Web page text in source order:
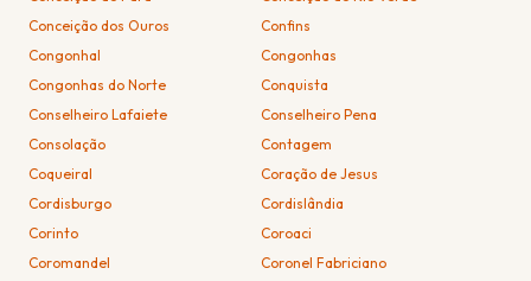
Conceição dos Ouros
Confins
Congonhal
Congonhas
Congonhas do Norte
Conquista
Conselheiro Lafaiete
Conselheiro Pena
Consolação
Contagem
Coqueiral
Coração de Jesus
Cordisburgo
Cordislândia
Corinto
Coroaci
Coromandel
Coronel Fabriciano